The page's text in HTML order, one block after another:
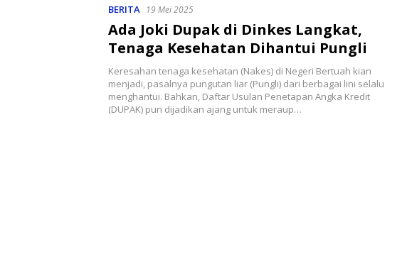
BERITA 19 Mei 2025
Ada Joki Dupak di Dinkes Langkat,
Tenaga Kesehatan Dihantui Pungli
Keresahan tenaga kesehatan (Nakes) di Negeri Bertuah kian
menjadi, pasalnya pungutan liar (Pungli) dari berbagai lini selalu
menghantui. Bahkan, Daftar Usulan Penetapan Angka Kredit
(DUPAK) pun dijadikan ajang untuk meraup…